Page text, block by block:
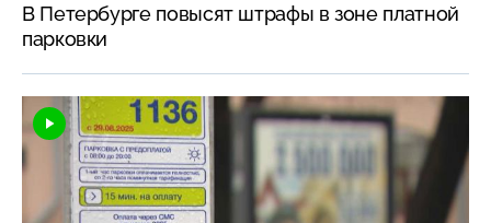
В Петербурге повысят штрафы в зоне платной
парковки